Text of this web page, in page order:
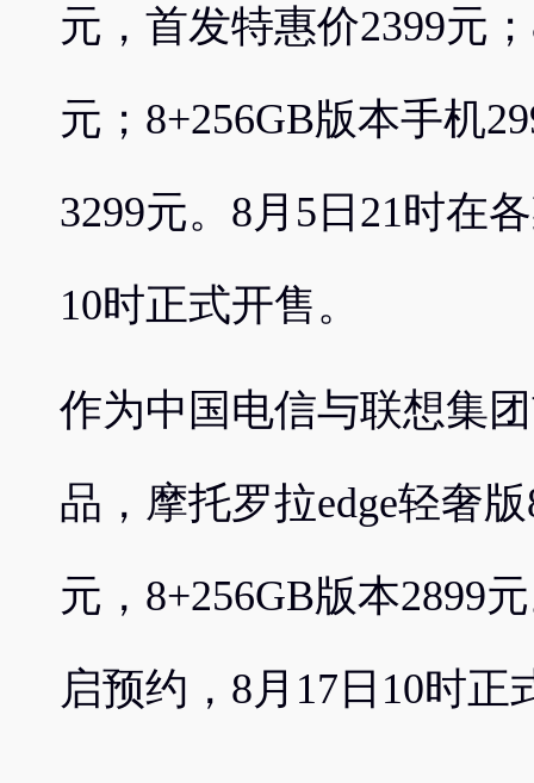
元，首发特惠价2399元
元；8+256GB版本手机
3299元。8月5日21时在
10时正式开售。
作为中国电信与联想集
品，摩托罗拉edge轻奢
元，8+256GB版本2899
启预约，8月17日10时正